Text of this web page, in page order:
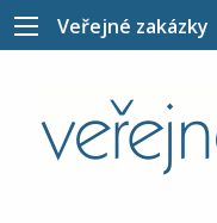
Veřejné zakázky